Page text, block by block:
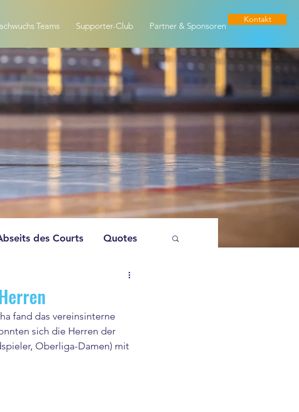
Teams Supporter-Club Partner & Sponsoren
Kontakt
des Courts Quotes
fand das vereinsinterne
sich die Herren der
Oberliga-Damen) mit